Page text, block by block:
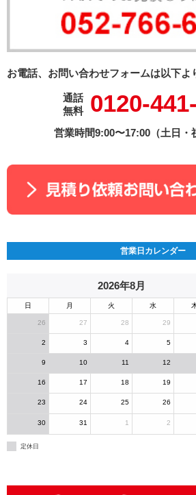
お電話、お問い合わせフォームは以下よ
通話
無料
0120-
営業時間9:00〜17:00（土日・
営業日カレンダー
2026年8月
日 月 火 水
26 27 28 29
2 3 4 5
9 10 11 12
16 17 18 19
23 24 25 26
30 31 1 2
定休日